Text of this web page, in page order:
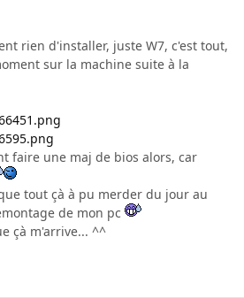
rien d'installer, juste W7, c'est tout,
sur la machine suite à la
faire une maj de bios alors, car
tout çà à pu merder du jour au
de mon pc
çà m'arrive... ^^